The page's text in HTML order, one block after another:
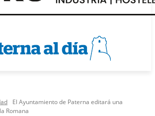
El Ayuntamiento de Paterna editará una
Romana